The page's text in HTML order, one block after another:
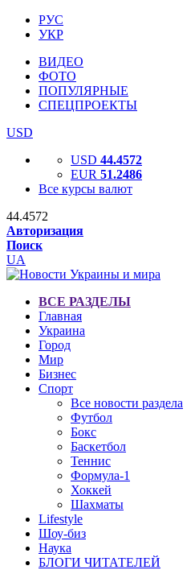
РУС
УКР
ВИДЕО
ФОТО
ПОПУЛЯРНЫЕ
СПЕЦПРОЕКТЫ
USD
USD 44.4572
EUR 51.2486
Все курсы валют
44.4572
Авторизация
Поиск
UA
ВСЕ РАЗДЕЛЫ
Главная
Украина
Город
Мир
Бизнес
Спорт
Все новости раздела
Футбол
Бокс
Баскетбол
Теннис
Формула-1
Хоккей
Шахматы
Lifestyle
Шоу-биз
Наука
БЛОГИ ЧИТАТЕЛЕЙ